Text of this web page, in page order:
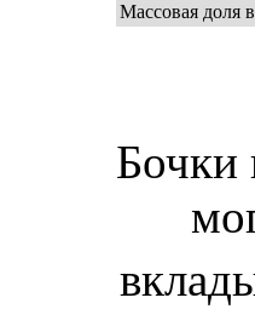
Массовая доля
Бочки